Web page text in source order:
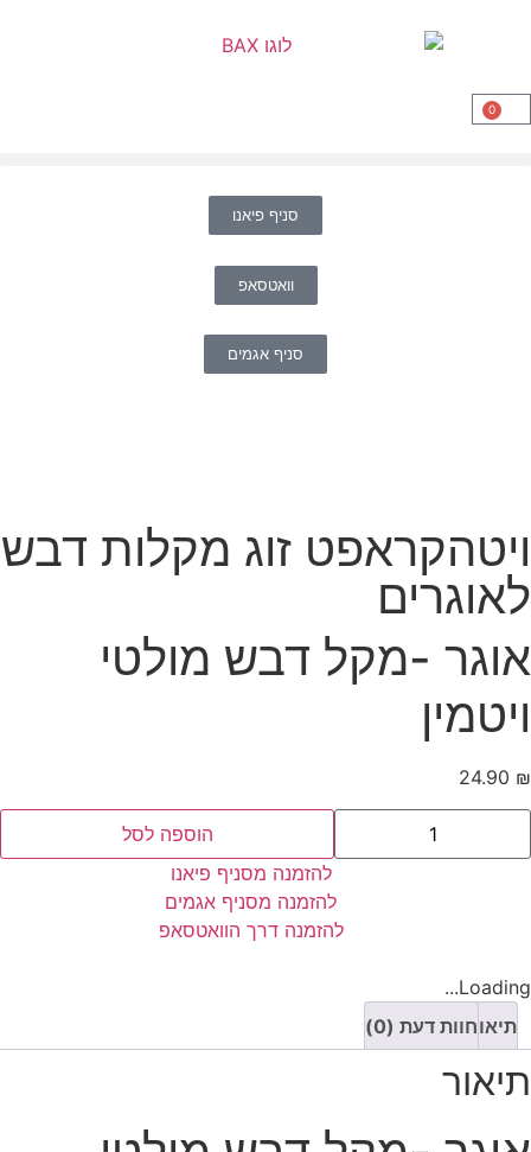
0
סניף פיאנו
וואטסאפ
סניף אגמים
ויטהקראפט זוג מקלות דבש
לאוגרים
אוגר -מקל דבש מולטי
ויטמין
24.90 ₪
הוספה לסל
להזמנה מסניף פיאנו
להזמנה מסניף אגמים
להזמנה דרך הוואטסאפ
Loading...
תיאורחוות דעת (0)
תיאור